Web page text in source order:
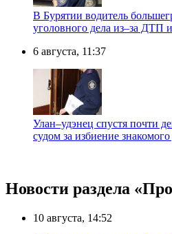
В Бурятии водитель
уголовного дела из–за ДТП
6 августа, 11:37
Улан–удэнец спустя почти
судом за избиение
Новости раздела
10 августа, 14:52